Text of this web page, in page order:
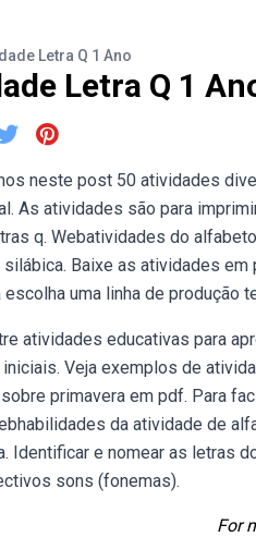
Letra Q 1 Ano
Letra Q 1
neste post 50 atividades
As atividades são para
q. Webatividades do
silábica. Baixe as atividades
uma linha de produção
atividades educativas para
Veja exemplos de
primavera em pdf. Para
da atividade de
Identificar e nomear as letras
sons (fonemas).
For